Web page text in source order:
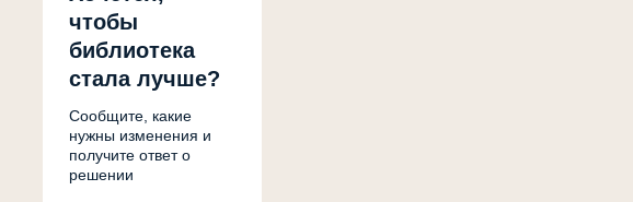
чтобы
библиотека
стала лучше?
Сообщите, какие
нужны изменения и
получите ответ о
решении